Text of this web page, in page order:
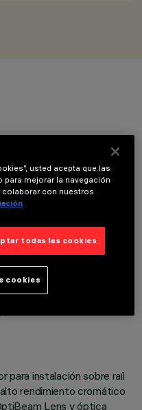
para instalación sobre raíl
rendimiento cromático
Lens y óptica
usted acepta que las
mejorar la navegación
colaborar con nuestros
todas las cookies
cookies